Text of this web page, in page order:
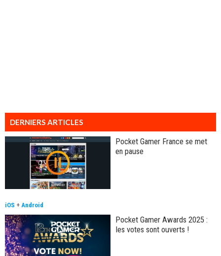
DERNIERS ARTICLES
Pocket Gamer France se met
en pause
iOS + Android
Pocket Gamer Awards 2025 :
les votes sont ouverts !